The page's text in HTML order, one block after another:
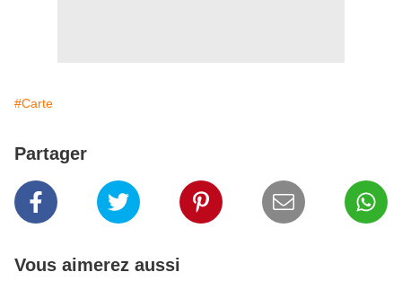
#Carte
Partager
Vous aimerez aussi